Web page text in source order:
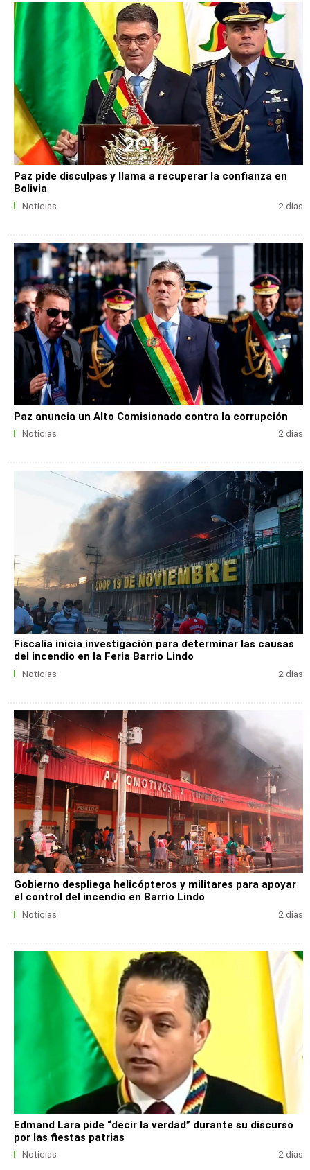
Paz pide disculpas y llama a recuperar la confianza en
Bolivia
Noticias 2 días
Paz anuncia un Alto Comisionado contra la corrupción
Noticias 2 días
Fiscalía inicia investigación para determinar las causas
del incendio en la Feria Barrio Lindo
Noticias 2 días
Gobierno despliega helicópteros y militares para apoyar
el control del incendio en Barrio Lindo
Noticias 2 días
Edmand Lara pide “decir la verdad” durante su discurso
por las fiestas patrias
Noticias 2 días